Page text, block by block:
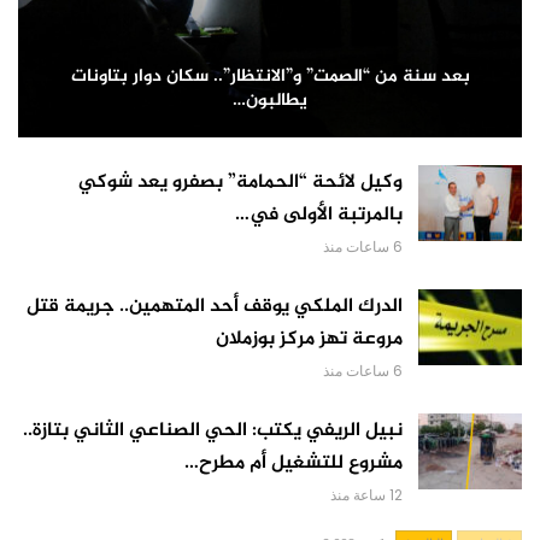
بعد سنة من “الصمت” و”الانتظار”.. سكان دوار بتاونات
يطالبون…
وكيل لائحة “الحمامة” بصفرو يعد شوكي
بالمرتبة الأولى في…
6 ساعات منذ
الدرك الملكي يوقف أحد المتهمين.. جريمة قتل
مروعة تهز مركز بوزملان
6 ساعات منذ
نبيل الريفي يكتب: الحي الصناعي الثاني بتازة..
مشروع للتشغيل أم مطرح…
12 ساعة منذ